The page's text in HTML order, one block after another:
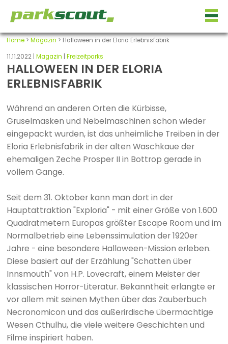
Home> Magazin > Halloween in der Eloria Erlebnisfabrik
11.11.2022 | Magazin Freizeitparks
HALLOWEEN IN DER ELORIA
ERLEBNISFABRIK
Während an anderen Orten die Kürbisse,
Gruselmasken und Nebelmaschinen schon wieder
eingepackt wurden, ist das unheimliche Treiben in der
Eloria Erlebnisfabrik in der alten Waschkaue der
ehemaligen Zeche Prosper II in Bottrop gerade in
vollem Gange.
Seit dem 31. Oktober kann man dort in der
Hauptattraktion "Exploria" - mit einer Größe von 1.600
Quadratmetern Europas größter Escape Room und im
Normalbetrieb eine Lebenssimulation der 1920er
Jahre - eine besondere Halloween-Mission erleben.
Diese basiert auf der Erzählung "Schatten über
Innsmouth" von H.P. Lovecraft, einem Meister der
klassischen Horror-Literatur. Bekanntheit erlangte er
vor allem mit seinen Mythen über das Zauberbuch
Necronomicon und das außerirdische übermächtige
Wesen Cthulhu, die viele weitere Geschichten und
Filme inspiriert haben.